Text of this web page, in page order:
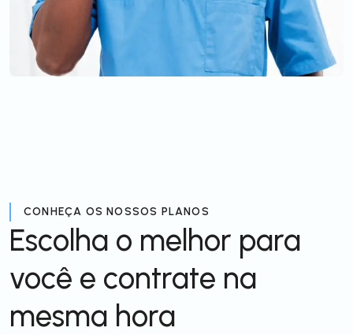
CONHEÇA OS NOSSOS PLANOS
Escolha o melhor para
você e contrate na
mesma hora